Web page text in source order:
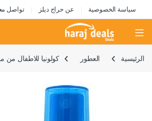
سياسة الخصوصية عن حراج ديلز تواصل
Open
الرئيسية العطور كولونيا للاطفال من ميموا – 200 مل – منعش